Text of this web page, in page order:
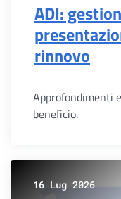
ADI:
rinnovo
Approfondimenti
beneficio.
16 Lug 2026